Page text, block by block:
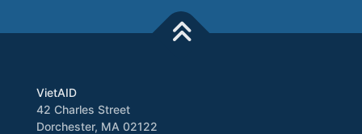
VietAID
42 Charles Street
Dorchester, MA 02122